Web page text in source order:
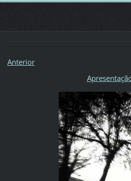
Anterior